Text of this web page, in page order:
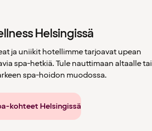
Helsingissä
ja uniikit hotellimme tarjoavat upean
spa-hetkiä. Tule nauttimaan altaalle tai
spa-hoidon muodossa.
kohteet Helsingissä